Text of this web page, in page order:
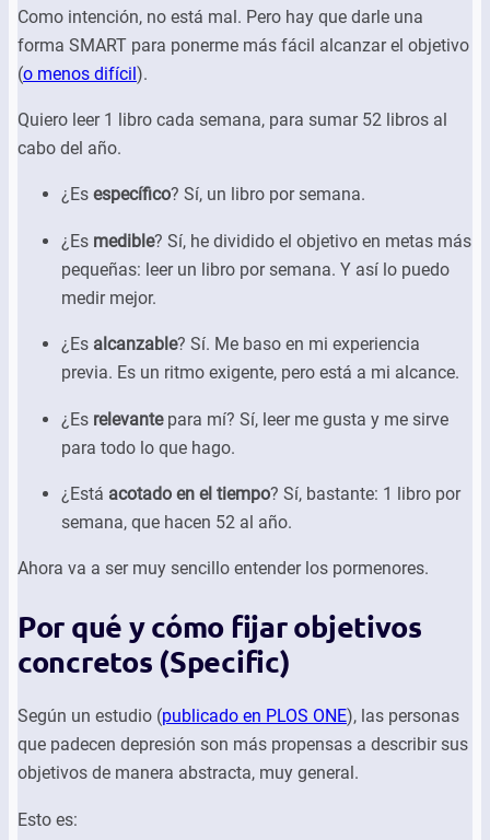
Como intención, no está mal. Pero hay que darle una
forma SMART para ponerme más fácil alcanzar el objetivo
(o menos difícil).
Quiero leer 1 libro cada semana, para sumar 52 libros al
cabo del año.
¿Es específico? Sí, un libro por semana.
¿Es medible? Sí, he dividido el objetivo en metas más
pequeñas: leer un libro por semana. Y así lo puedo
medir mejor.
¿Es alcanzable? Sí. Me baso en mi experiencia
previa. Es un ritmo exigente, pero está a mi alcance.
¿Es relevantepara mí? Sí, leer me gusta y me sirve
para todo lo que hago.
¿Está acotado en el tiempo? Sí, bastante: 1 libro por
semana, que hacen 52 al año.
Ahora va a ser muy sencillo entender los pormenores.
Por qué y cómo fijar objetivos
concretos (Specific)
Según un estudio (publicado en PLOS ONE), las personas
que padecen depresión son más propensas a describir sus
objetivos de manera abstracta, muy general.
Esto es: